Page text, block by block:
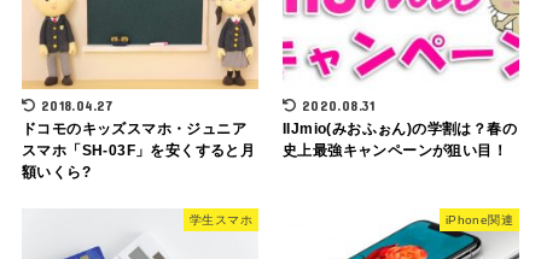
2018.04.27
ドコモのキッズスマホ・ジュニア
スマホ「SH-03F」を安くすると月
額いくら?
2020.08.31
IIJmio(みおふぉん)の学割は？春の
史上最強キャンペーンが狙い目！
学生スマホ iPhone関連